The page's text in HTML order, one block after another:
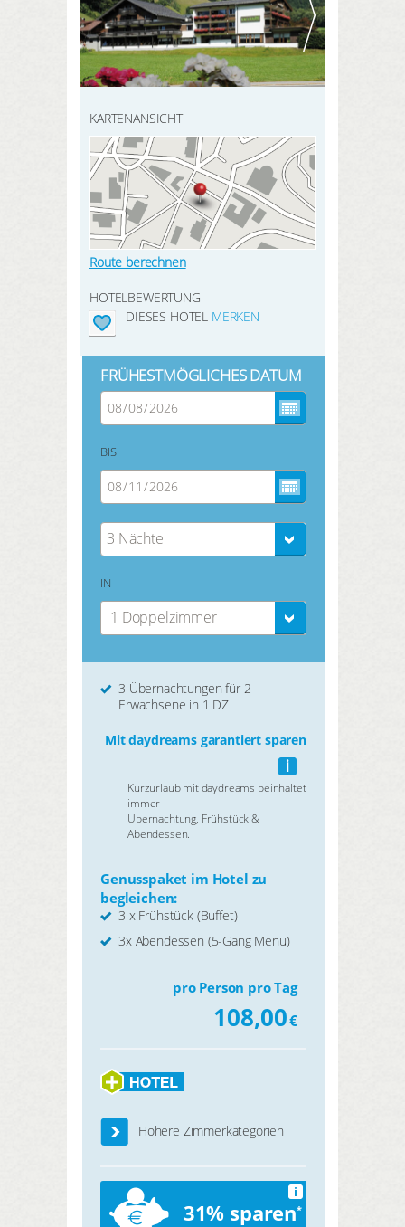
HIER REGISTRIEREN
ANMELDEN
SUCHEN
KARTENANSICHT
Route berechnen
HOTELBEWERTUNG
DIESES HOTEL MERKEN
FRÜHESTMÖGLICHES DATUM
BIS
3 Nächte
IN
1 Doppelzimmer
3 Übernachtungen für 2
Erwachsene in 1 DZ
Mit daydreams garantiert sparen
i
Kurzurlaub mit daydreams beinhaltet
immer
Übernachtung, Frühstück &
Abendessen.
Genusspaket im Hotel zu
begleichen:
3 x Frühstück (Buffet)
3x Abendessen (5-Gang Menü)
pro Person pro Tag
108,00€
Höhere Zimmerkategorien
31% sparen*
i